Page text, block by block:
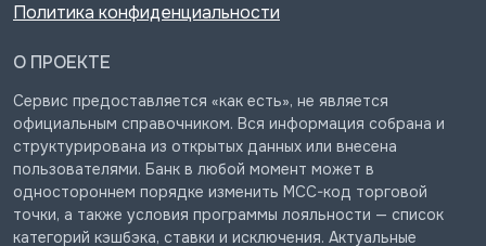
Политика конфиденциальности
О ПРОЕКТЕ
Сервис предоставляется «как есть», не является
официальным справочником. Вся информация собрана и
структурирована из открытых данных или внесена
пользователями. Банк в любой момент может в
одностороннем порядке изменить MCC-код торговой
точки, а также условия программы лояльности — список
категорий кэшбэка, ставки и исключения. Актуальные